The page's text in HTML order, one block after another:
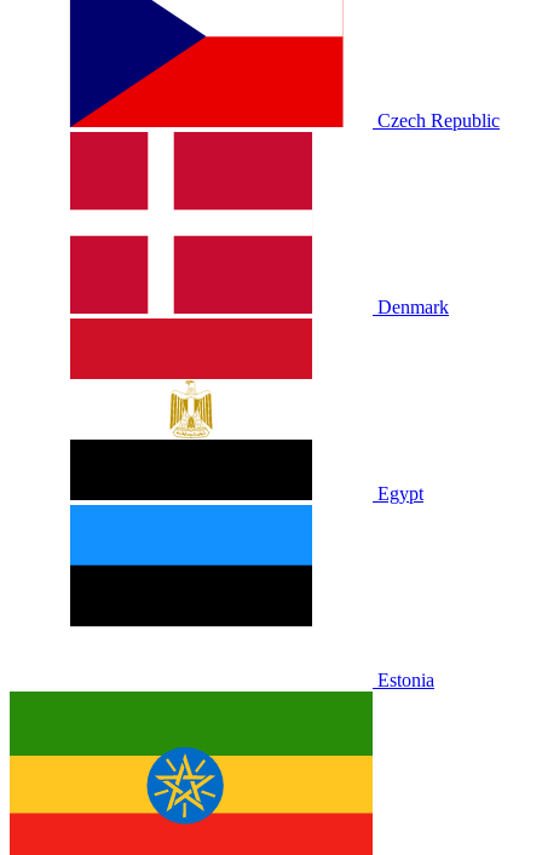
Czech Republic
Denmark
Egypt
Estonia